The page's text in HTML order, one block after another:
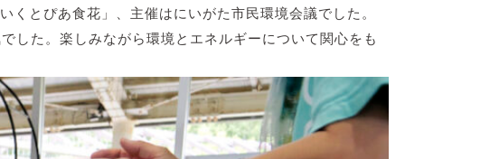
とぴあ食花」、主催はにいがた市民環境会議でした。
した。楽しみながら環境とエネルギーについて関心をも